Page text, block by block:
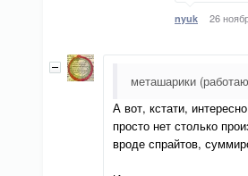
nyuk 26
меташарики
А вот, кстати,
просто нет столько
вроде спрайтов,